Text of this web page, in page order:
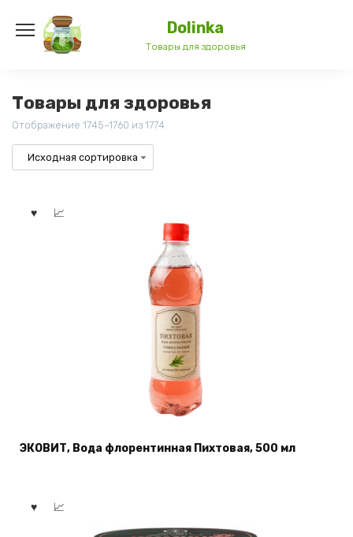
содержанию
Dolinka
Товары для здоровья
Товары для здоровья
Отображение 1745–1760 из 1774
ЭКОВИТ, Вода флорентинная Пихтовая, 500 мл